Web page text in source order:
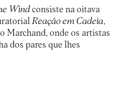
Windconsiste na oitava
Reação em Cadeia,
Marchand, onde os artistas
dos pares que lhes